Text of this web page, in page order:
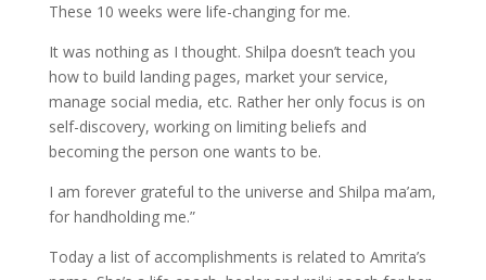
These 10 weeks were life-changing for me.
It was nothing as I thought. Shilpa doesn’t teach you
how to build landing pages, market your service,
manage social media, etc. Rather her only focus is on
self-discovery, working on limiting beliefs and
becoming the person one wants to be.
I am forever grateful to the universe and Shilpa ma’am,
for handholding me.”
Today a list of accomplishments is related to Amrita’s